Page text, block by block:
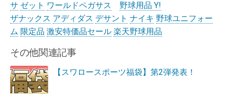
サ ゼット ワールドペガサス
野球用品 Y!
ザナックス アディダス デサント ナイキ 野球ユニフォー
ム 限定品 激安特価品セール 楽天野球用品
その他関連記事
【スワロースポーツ福袋】第2弾発表！